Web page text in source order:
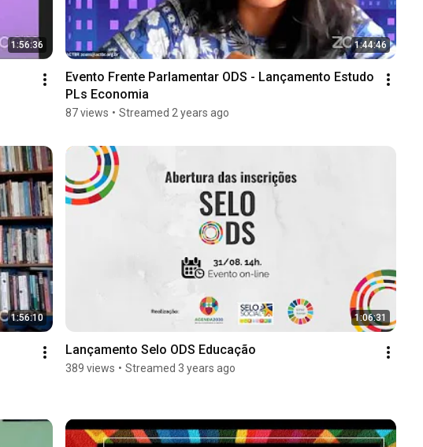
1:56:36 1:44:46
Evento Frente Parlamentar ODS - Lançamento Estudo
PLs Economia
87 views • Streamed 2 years ago
1:56:10 1:06:31
Lançamento Selo ODS Educação
389 views • Streamed 3 years ago